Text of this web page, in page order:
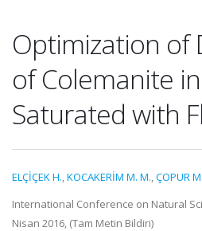
Optimization of
of Colemanite
Saturated with
ELÇİÇEK H.,KOCAKERİM M. M.,ÇOPUR M.
International Conference on Natural
Nisan 2016, (Tam Metin Bildiri)